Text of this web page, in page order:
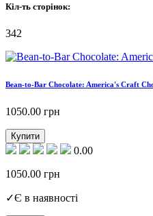
Кіл-ть сторінок:
342
Bean-to-Bar Chocolate: America's Craft
1050.00 грн
Купити
0.00
1050.00 грн
✓Є в наявності